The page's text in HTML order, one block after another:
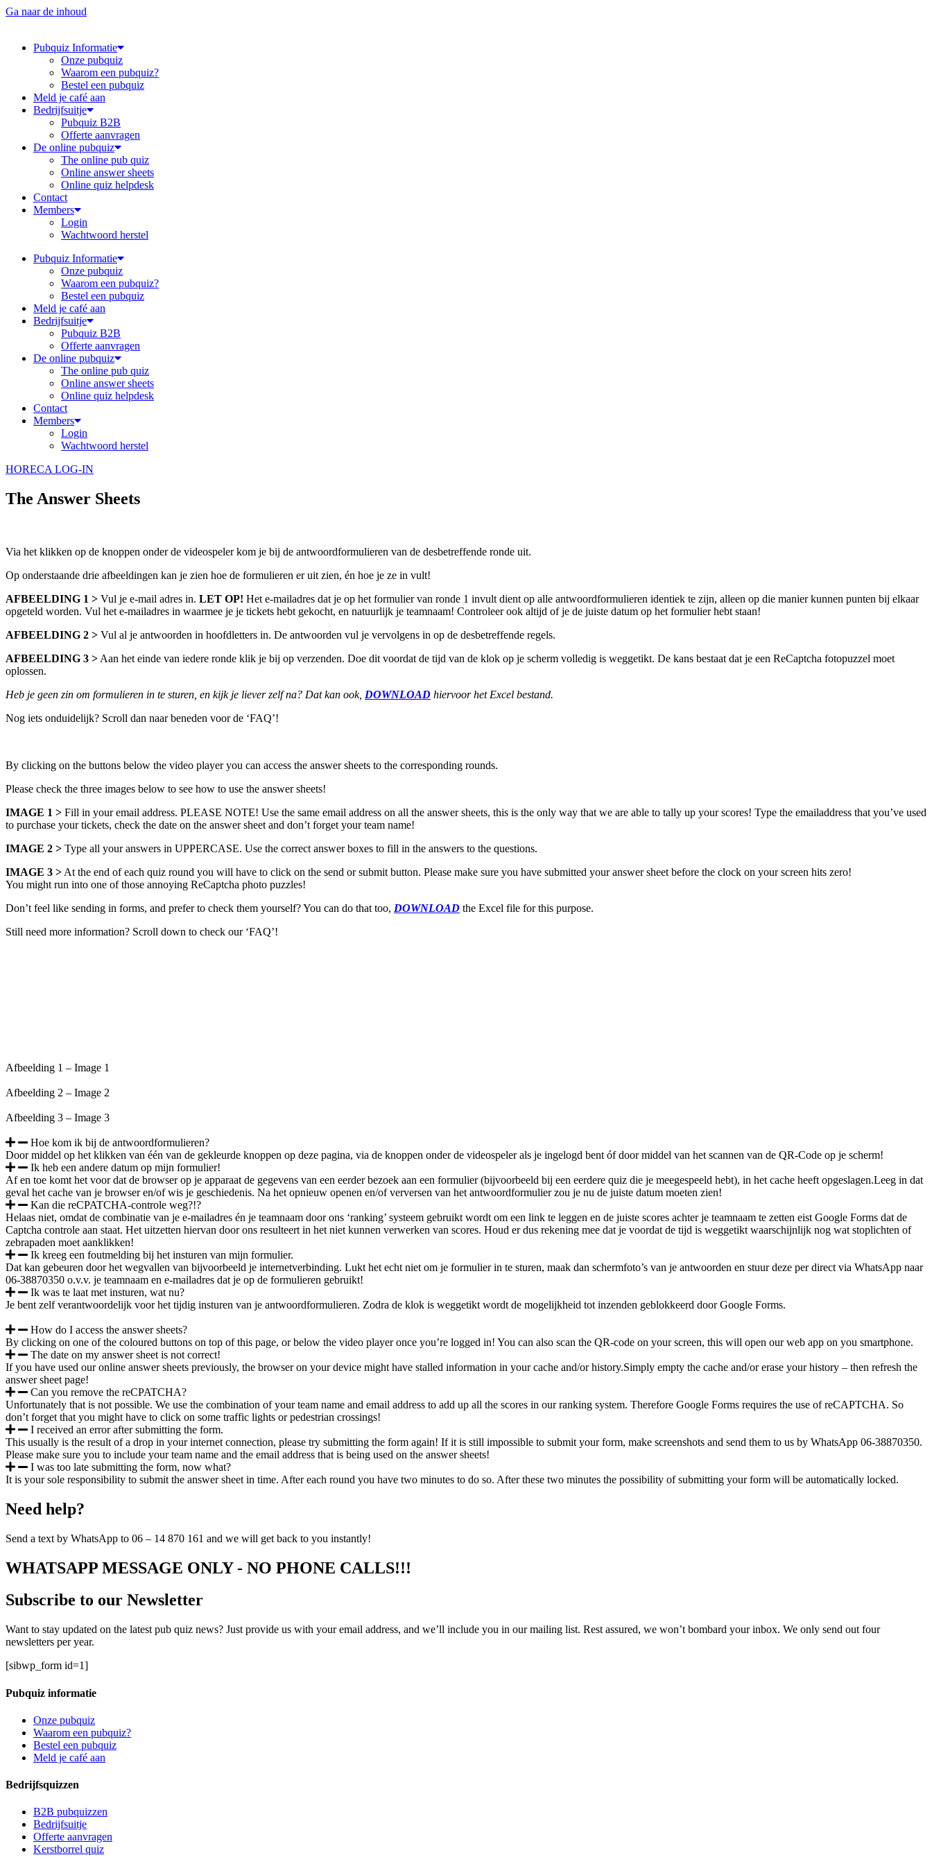
Ga naar de inhoud
Pubquiz Informatie
Onze pubquiz
Waarom een pubquiz?
Bestel een pubquiz
Meld je café aan
Bedrijfsuitje
Pubquiz B2B
Offerte aanvragen
De online pubquiz
The online pub quiz
Online answer sheets
Online quiz helpdesk
Contact
Members
Login
Wachtwoord herstel
Pubquiz Informatie
Onze pubquiz
Waarom een pubquiz?
Bestel een pubquiz
Meld je café aan
Bedrijfsuitje
Pubquiz B2B
Offerte aanvragen
De online pubquiz
The online pub quiz
Online answer sheets
Online quiz helpdesk
Contact
Members
Login
Wachtwoord herstel
HORECA LOG-IN
The Answer Sheets
Via het klikken op de knoppen onder de videospeler kom je bij de antwoordformulieren van de desbetreffende ronde uit.
Op onderstaande drie afbeeldingen kan je zien hoe de formulieren er uit zien, én hoe je ze in vult!
AFBEELDING 1 > Vul je e-mail adres in. LET OP! Het e-mailadres dat je op het formulier van ronde 1 invult dient op alle antwoordformulieren identiek te zijn, alleen op die manier kunnen punten bij elkaar
opgeteld worden. Vul het e-mailadres in waarmee je je tickets hebt gekocht, en natuurlijk je teamnaam! Controleer ook altijd of je de juiste datum op het formulier hebt staan!
AFBEELDING 2 > Vul al je antwoorden in hoofdletters in. De antwoorden vul je vervolgens in op de desbetreffende regels.
AFBEELDING 3 > Aan het einde van iedere ronde klik je bij op verzenden. Doe dit voordat de tijd van de klok op je scherm volledig is weggetikt. De kans bestaat dat je een ReCaptcha fotopuzzel moet
oplossen.
Heb je geen zin om formulieren in te sturen, en kijk je liever zelf na? Dat kan ook, DOWNLOAD hiervoor het Excel bestand.
Nog iets onduidelijk? Scroll dan naar beneden voor de ‘FAQ’!
By clicking on the buttons below the video player you can access the answer sheets to the corresponding rounds.
Please check the three images below to see how to use the answer sheets!
IMAGE 1 > Fill in your email address. PLEASE NOTE! Use the same email address on all the answer sheets, this is the only way that we are able to tally up your scores! Type the emailaddress that you’ve used
to purchase your tickets, check the date on the answer sheet and don’t forget your team name!
IMAGE 2 > Type all your answers in UPPERCASE. Use the correct answer boxes to fill in the answers to the questions.
IMAGE 3 > At the end of each quiz round you will have to click on the send or submit button. Please make sure you have submitted your answer sheet before the clock on your screen hits zero!
You might run into one of those annoying ReCaptcha photo puzzles!
Don’t feel like sending in forms, and prefer to check them yourself? You can do that too, DOWNLOAD the Excel file for this purpose.
Still need more information? Scroll down to check our ‘FAQ’!
Afbeelding 1 – Image 1
Afbeelding 2 – Image 2
Afbeelding 3 – Image 3
Hoe kom ik bij de antwoordformulieren?
Door middel op het klikken van één van de gekleurde knoppen op deze pagina, via de knoppen onder de videospeler als je ingelogd bent óf door middel van het scannen van de QR-Code op je scherm!
Ik heb een andere datum op mijn formulier!
Af en toe komt het voor dat de browser op je apparaat de gegevens van een eerder bezoek aan een formulier (bijvoorbeeld bij een eerdere quiz die je meegespeeld hebt), in het cache heeft opgeslagen.Leeg in dat
geval het cache van je browser en/of wis je geschiedenis. Na het opnieuw openen en/of verversen van het antwoordformulier zou je nu de juiste datum moeten zien!
Kan die reCPATCHA-controle weg?!?
Helaas niet, omdat de combinatie van je e-mailadres én je teamnaam door ons ‘ranking’ systeem gebruikt wordt om een link te leggen en de juiste scores achter je teamnaam te zetten eist Google Forms dat de
Captcha controle aan staat. Het uitzetten hiervan door ons resulteert in het niet kunnen verwerken van scores. Houd er dus rekening mee dat je voordat de tijd is weggetikt waarschijnlijk nog wat stoplichten of
zebrapaden moet aanklikken!
Ik kreeg een foutmelding bij het insturen van mijn formulier.
Dat kan gebeuren door het wegvallen van bijvoorbeeld je internetverbinding. Lukt het echt niet om je formulier in te sturen, maak dan schermfoto’s van je antwoorden en stuur deze per direct via WhatsApp naar
06-38870350 o.v.v. je teamnaam en e-mailadres dat je op de formulieren gebruikt!
Ik was te laat met insturen, wat nu?
Je bent zelf verantwoordelijk voor het tijdig insturen van je antwoordformulieren. Zodra de klok is weggetikt wordt de mogelijkheid tot inzenden geblokkeerd door Google Forms.
How do I access the answer sheets?
By clicking on one of the coloured buttons on top of this page, or below the video player once you’re logged in! You can also scan the QR-code on your screen, this will open our web app on you smartphone.
The date on my answer sheet is not correct!
If you have used our online answer sheets previously, the browser on your device might have stalled information in your cache and/or history.Simply empty the cache and/or erase your history – then refresh the
answer sheet page!
Can you remove the reCPATCHA?
Unfortunately that is not possible. We use the combination of your team name and email address to add up all the scores in our ranking system. Therefore Google Forms requires the use of reCAPTCHA. So
don’t forget that you might have to click on some traffic lights or pedestrian crossings!
I received an error after submitting the form.
This usually is the result of a drop in your internet connection, please try submitting the form again! If it is still impossible to submit your form, make screenshots and send them to us by WhatsApp 06-38870350.
Please make sure you to include your team name and the email address that is being used on the answer sheets!
I was too late submitting the form, now what?
It is your sole responsibility to submit the answer sheet in time. After each round you have two minutes to do so. After these two minutes the possibility of submitting your form will be automatically locked.
Need help?
Send a text by WhatsApp to 06 – 14 870 161 and we will get back to you instantly!
WHATSAPP MESSAGE ONLY - NO PHONE CALLS!!!
Subscribe to our Newsletter
Want to stay updated on the latest pub quiz news? Just provide us with your email address, and we’ll include you in our mailing list. Rest assured, we won’t bombard your inbox. We only send out four
newsletters per year.
[sibwp_form id=1]
Pubquiz informatie
Onze pubquiz
Waarom een pubquiz?
Bestel een pubquiz
Meld je café aan
Bedrijfsquizzen
B2B pubquizzen
Bedrijfsuitje
Offerte aanvragen
Kerstborrel quiz